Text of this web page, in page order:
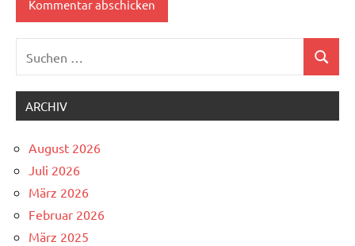
nach:
Suchen
ARCHIV
August 2026
Juli 2026
März 2026
Februar 2026
März 2025